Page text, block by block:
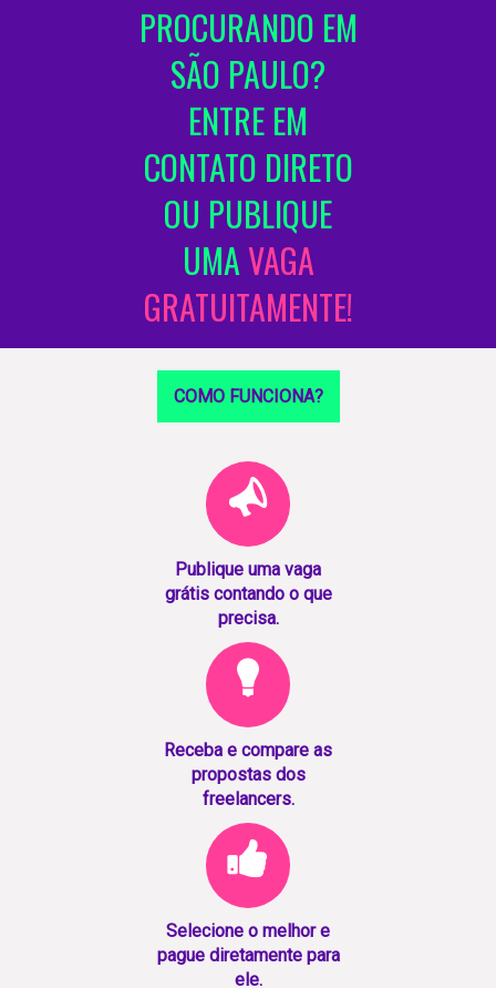
PROCURANDO EM
SÃO PAULO?
ENTRE EM
CONTATO DIRETO
OU PUBLIQUE
UMAVAGA
GRATUITAMENTE!
COMO FUNCIONA?
Publique uma vaga
grátis contando o que
precisa.
Receba e compare as
propostas dos
freelancers.
Selecione o melhor e
pague diretamente para
ele.